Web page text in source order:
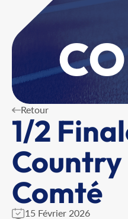
Retour
1/2
Comté
15 Février 2026